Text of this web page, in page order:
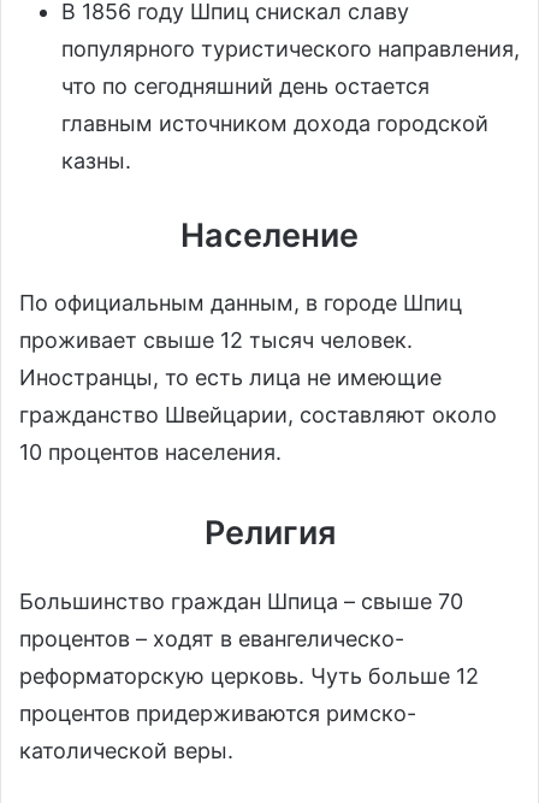
В 1856 году Шпиц снискал славу
популярного туристического направления,
что по сегодняшний день остается
главным источником дохода городской
казны.
Население
По официальным данным, в городе Шпиц
проживает свыше 12 тысяч человек.
Иностранцы, то есть лица не имеющие
гражданство Швейцарии, составляют около
10 процентов населения.
Религия
Большинство граждан Шпица – свыше 70
процентов – ходят в евангелическо-
реформаторскую церковь. Чуть больше 12
процентов придерживаются римско-
католической веры.